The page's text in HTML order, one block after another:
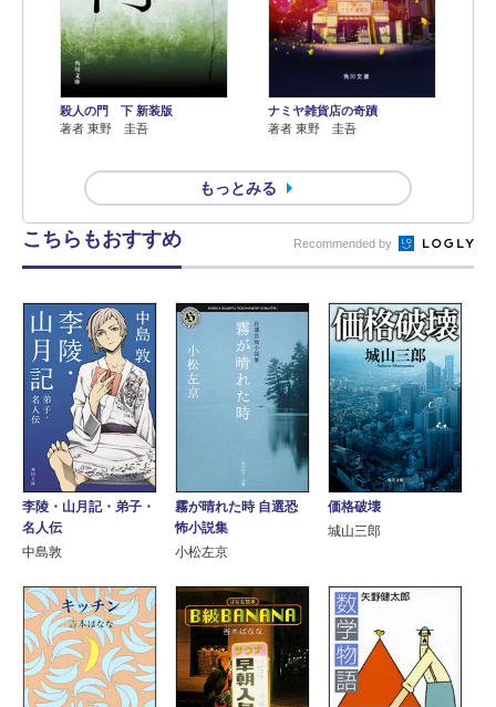
殺人の門 下 新装版
著者 東野 圭吾
ナミヤ雑貨店の奇蹟
著者 東野 圭吾
もっとみる
こちらもおすすめ Recommended by
李陵・山月記・弟子・
名人伝
中島敦
霧が晴れた時 自選恐
怖小説集
小松左京
価格破壊
城山三郎